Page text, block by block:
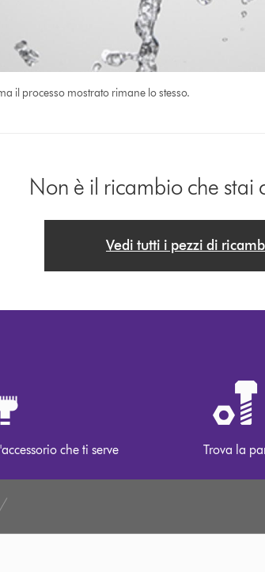
il processo mostrato rimane lo stesso.
Non è il ricambio che stai
Vedi tutti i pezzi di
che ti serve Trova la